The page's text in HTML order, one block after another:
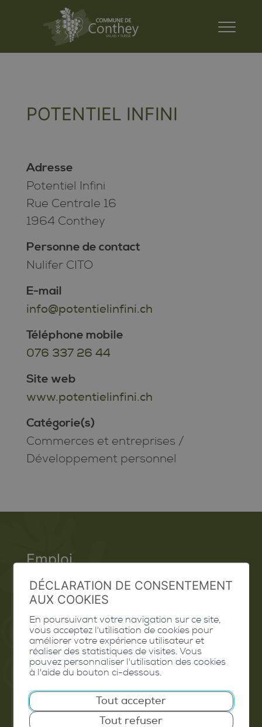
POTENTIEL INFINI
Adresse
Potentiel Infini
Rue Centrale 16
1964 Conthey
Personne de contact
Nulifer CITO
E-mail
info@potentielinfini.ch
Téléphone mobile
076 337 26 44
Site web
www.potentielinfini.ch
Catégorie(s)
Commerces et entreprises /
Développement personnel
Emploi
Contact
Extranet
Valais Excellence
Commune de Conthey
Route de Savoie 54
DÉCLARATION DE CONSENTEMENT
AUX COOKIES
En poursuivant votre navigation sur ce site,
vous acceptez l'utilisation de cookies pour
améliorer votre expérience utilisateur et
réaliser des statistiques de visites. Vous
pouvez personnaliser l'utilisation des cookies
à l'aide du bouton ci-dessous.
Tout accepter
Tout refuser